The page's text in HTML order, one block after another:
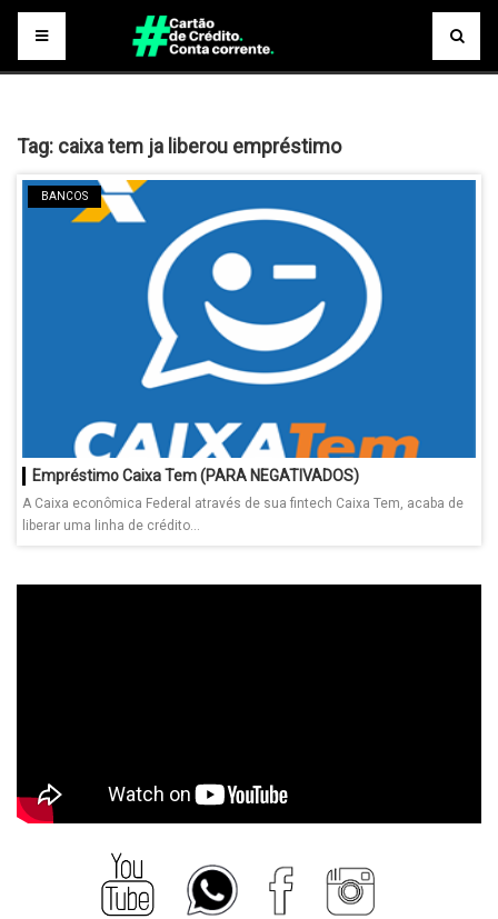
Tag: caixa tem ja liberou empréstimo
BANCOS
Empréstimo Caixa Tem (PARA NEGATIVADOS)
A Caixa econômica Federal através de sua fintech Caixa Tem, acaba de
liberar uma linha de crédito...